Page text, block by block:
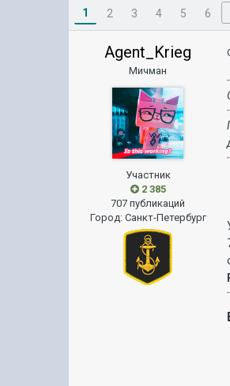
1 2 3 4 5 6
Agent_Krieg
Мичман
Участник
2 385
707 публикаций
Город: Санкт-Петербург